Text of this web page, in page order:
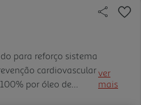
para reforço sistema
cardiovascular
por óleo de
e refinado com
ver
mais